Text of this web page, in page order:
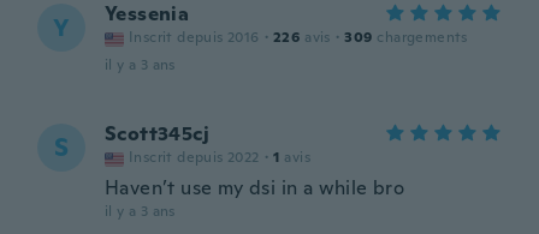
Y Yessenia
Inscrit depuis 2016 · 226 avis · 309 chargements
il y a 3 ans
S Scott345cj
Inscrit depuis 2022 · 1 avis
Haven’t use my dsi in a while bro
il y a 3 ans